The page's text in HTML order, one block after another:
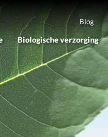
Blog
Biologische verzorging
Assortiment
Merken